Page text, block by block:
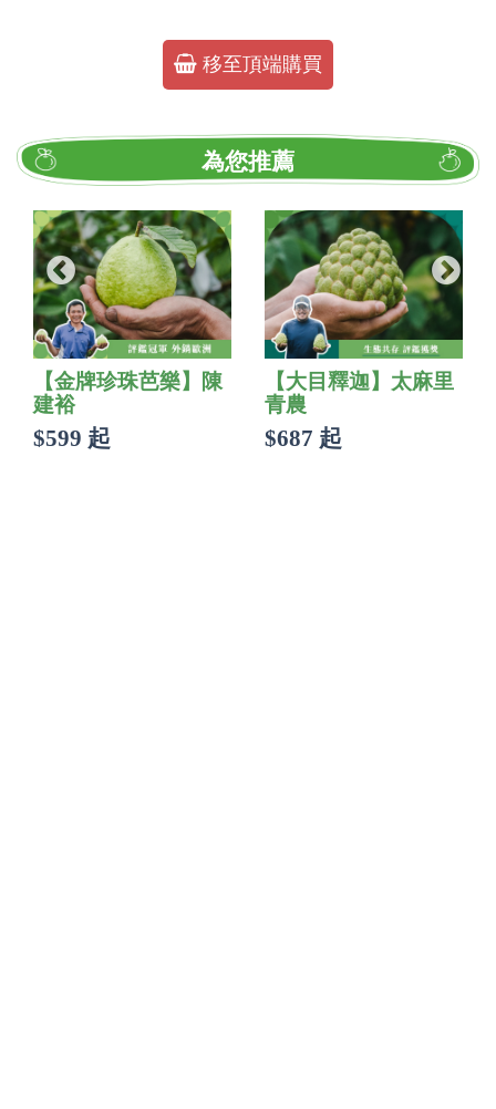
移至頂端購買
為您推薦
【金牌珍珠芭樂】陳
建裕
$599 起
【大目釋迦】太麻里
青農
$687 起